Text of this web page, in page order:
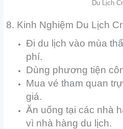
Du Lịch
8. Kinh Nghiệm Du Lịch
Đi du lịch vào mùa
phí.
Dùng phương tiện
Mua vé tham quan
giá.
Ăn uống tại các nhà
vì nhà hàng du lịch.